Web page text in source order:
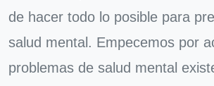
de hacer todo lo posible para
salud mental. Empecemos por
problemas de salud mental